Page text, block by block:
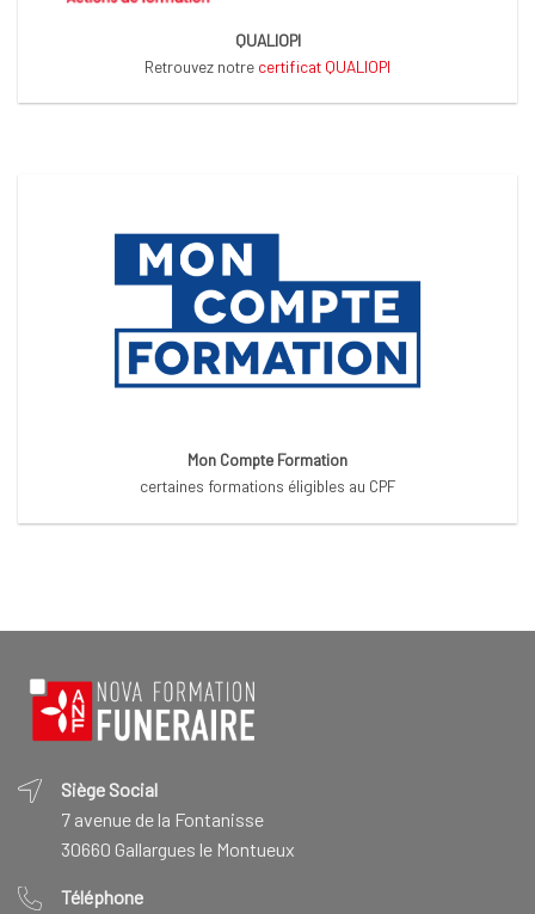
QUALIOPI
Retrouvez notre certificat QUALIOPI
Mon Compte Formation
certaines formations éligibles au CPF
Siège Social
7 avenue de la Fontanisse
30660 Gallargues le Montueux
Téléphone